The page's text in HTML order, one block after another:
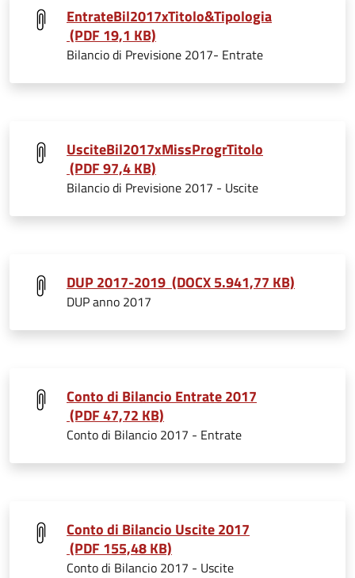
EntrateBil2017xTitolo&Tipologia
(PDF 19,1 KB)
Bilancio di Previsione 2017- Entrate
UsciteBil2017xMissProgrTitolo
(PDF 97,4 KB)
Bilancio di Previsione 2017 - Uscite
DUP 2017-2019 (DOCX 5.941,77 KB)
DUP anno 2017
Conto di Bilancio Entrate 2017
(PDF 47,72 KB)
Conto di Bilancio 2017 - Entrate
Conto di Bilancio Uscite 2017
(PDF 155,48 KB)
Conto di Bilancio 2017 - Uscite